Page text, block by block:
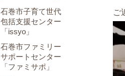
ご
石巻市子育て世代
包括支援センター
「issyo」
石巻市ファミリー
サポートセンター
「ファミサポ」